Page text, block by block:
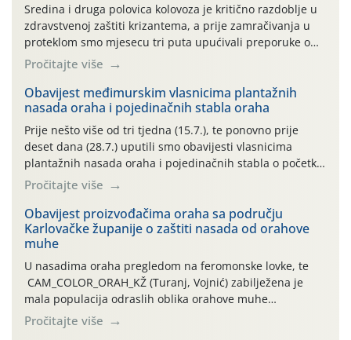
Sredina i druga polovica kolovoza je kritično razdoblje u
zdravstvenoj zaštiti krizantema, a prije zamračivanja u
proteklom smo mjesecu tri puta upućivali preporuke o
preventivnim mjerama zaštite krizantema od najčešćih
uzročnika bolesti, štetnika i fito-fagnih grinja (23.7., 14.7.,
06.7.)! Na početku ovog mjeseca je zabilježeno je
povijesno i ekstremno vruće meteorološko razdoblje, uz
najviše temperature […]
Pročitajte više
Obavijest međimurskim vlasnicima plantažnih
nasada oraha i pojedinačnih stabla oraha
Prije nešto više od tri tjedna (15.7.), te ponovno prije
deset dana (28.7.) uputili smo obavijesti vlasnicima
plantažnih nasada oraha i pojedinačnih stabla o početku
leta i ovogodišnjoj potrebi usmjerenog suzbijanja
orahove muhe (Rhagoletis completa)! Već dvanaest dana
traje drugi ovogodišnji “toplinski udar”, koji naročito
izražen zadnja šest dana (31.7.-05.8.), jer najviše
temperature zraka svakodnevno […]
Pročitajte više
Obavijest proizvođačima oraha sa području
Karlovačke županije o zaštiti nasada od orahove
muhe
U nasadima oraha pregledom na feromonske lovke, te
CAM_COLOR_ORAH_KŽ (Turanj, Vojnić) zabilježena je
mala populacija odraslih oblika orahove muhe
(Rhagoletis completa). Niska brojnost može se objasniti
činjenicom da je riječ o mladim nasadima s vrlo malim
Pročitajte više